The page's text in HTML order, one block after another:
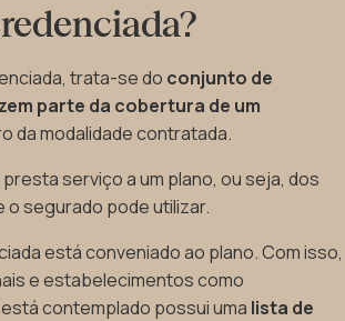
trata-se do conjunto de
parte da cobertura de um
da modalidade contratada.
serviço a um plano, ou seja, dos
segurado pode utilizar.
está conveniado ao plano. Com isso,
e estabelecimentos como
contemplado possui uma lista de